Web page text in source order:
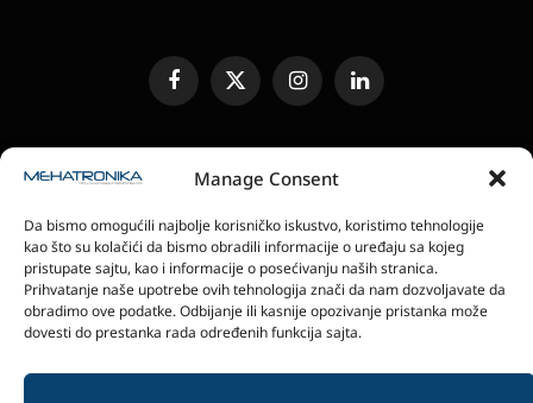
Manage Consent
Da bismo omogućili najbolje korisničko iskustvo, koristimo tehnologije
kao što su kolačići da bismo obradili informacije o uređaju sa kojeg
pristupate sajtu, kao i informacije o posećivanju naših stranica.
Prihvatanje naše upotrebe ovih tehnologija znači da nam dozvoljavate da
obradimo ove podatke. Odbijanje ili kasnije opozivanje pristanka može
dovesti do prestanka rada određenih funkcija sajta.
FacebookX
(Twitter)
InstagramLinkedIn
SLANJE JEDINICA ZA RECENZIJU
ELEKTRONSKA IZDANJA
POLITIKA PRIVATNOSTI
POLITIKA KOLAČIĆA
magazin Mehatronika - Agencija “Gomo Design”
Stanoja Glavaša 37, 26300 Vršac, Serbia